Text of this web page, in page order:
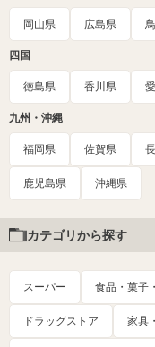
岡山県 広島県
四国
徳島県 香川県
九州・沖縄
福岡県 佐賀県
鹿児島県 沖縄県
カテゴリから探す
スーパー 食品・菓子
ドラッグストア 家具